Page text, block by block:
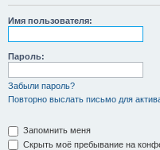
Имя пользователя:
Пароль:
Забыли пароль?
Повторно выслать письмо для
Запомнить меня
Скрыть моё пребывание на